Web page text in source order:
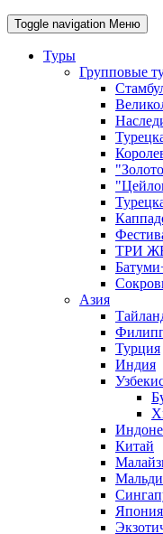
Toggle navigation Меню
Туры
Групповые
ТРИ
Азия
Турция
Индия
Китай
Япония